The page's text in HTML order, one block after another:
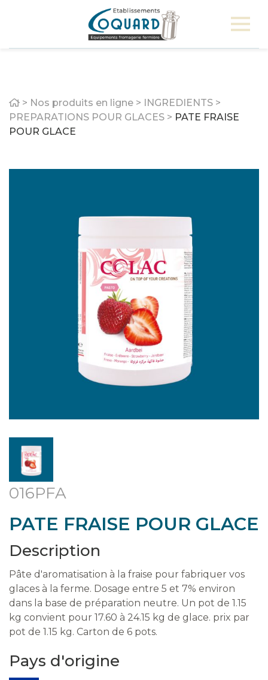
Home
> Nos produits en ligne > INGREDIENTS >
PREPARATIONS POUR GLACES > PATE FRAISE
POUR GLACE
016PFA
PATE FRAISE POUR GLACE
Description
Pâte d'aromatisation à la fraise pour fabriquer vos
glaces à la ferme. Dosage entre 5 et 7% environ
dans la base de préparation neutre. Un pot de 1.15
kg convient pour 17.60 à 24.15 kg de glace. prix par
pot de 1.15 kg. Carton de 6 pots.
Pays d'origine